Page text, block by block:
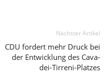
Nächster Artikel
CDU fordert mehr Druck bei
der Entwicklung des Cava-
dei-Tirreni-Platzes